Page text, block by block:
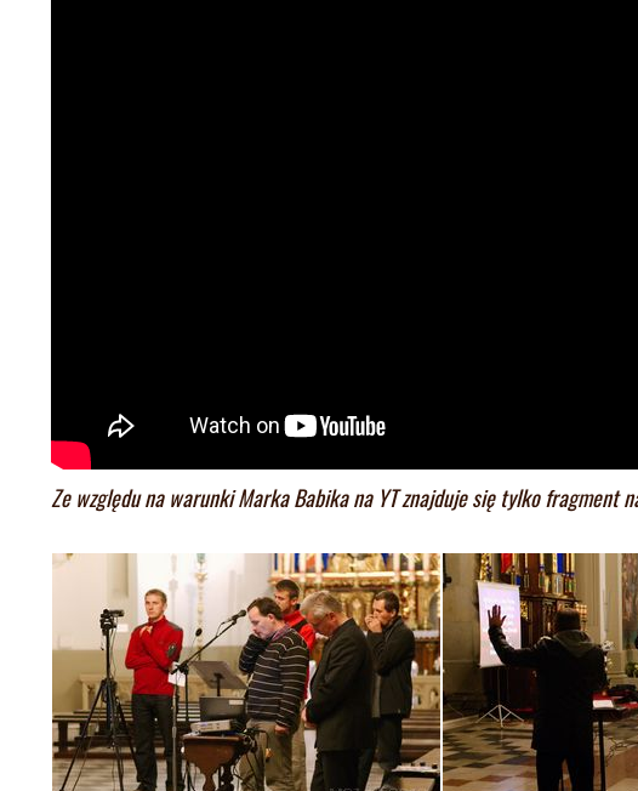
Ze względu na warunki Marka Babika na YT znajduje się tylko fragment